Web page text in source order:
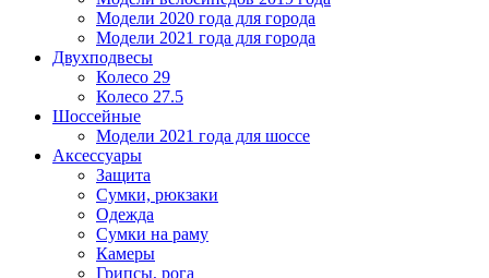
Модели 2020 года для города
Модели 2021 года для города
Двухподвесы
Колесо 29
Колесо 27.5
Шоссейные
Модели 2021 года для шоссе
Аксессуары
Защита
Сумки, рюкзаки
Одежда
Сумки на раму
Камеры
Грипсы, рога